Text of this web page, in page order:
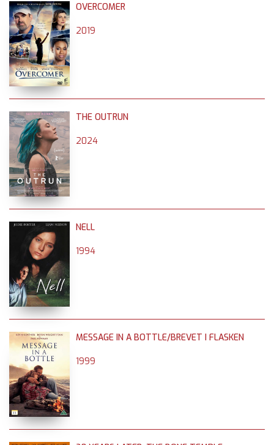
OVERCOMER
2019
THE OUTRUN
2024
NELL
1994
MESSAGE IN A BOTTLE/BREVET I FLASKEN
1999